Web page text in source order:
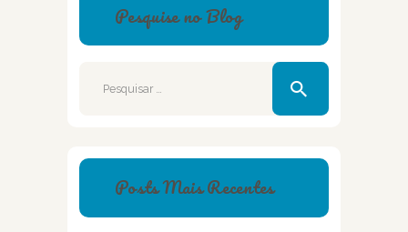
Pesquise no Blog
Posts Mais Recentes